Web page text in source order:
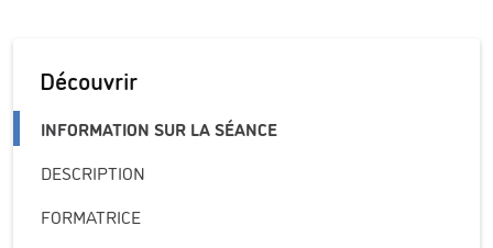
Découvrir
INFORMATION SUR LA SÉANCE
DESCRIPTION
FORMATRICE